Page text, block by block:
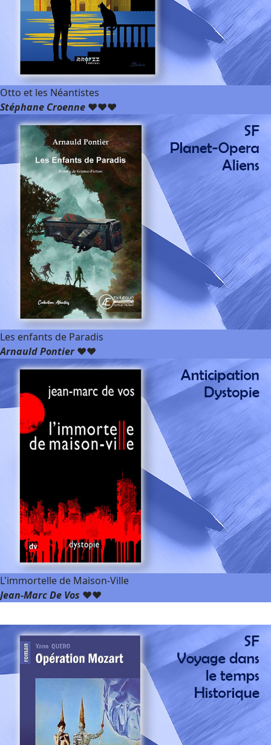
Otto et les Néantistes
Stéphane Croenne ❤️❤️❤️
Les enfants de Paradis
Arnauld Pontier❤️❤️
L'immortelle de Maison-Ville
Jean-Marc De Vos ❤️❤️